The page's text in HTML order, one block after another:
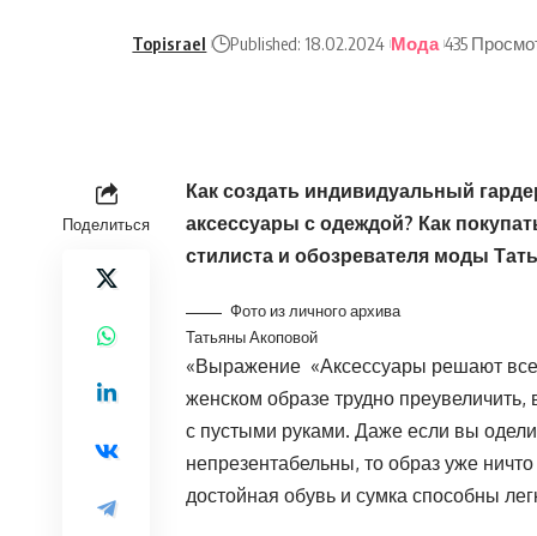
Topisrael Published: 18.02.2024 Мода 435
Поделиться
Как создать индивидуальный
аксессуары с одеждой? Как
стилиста и обозревателя моды
Фото из личного архива
Татьяны Акоповой
«Выражение «Аксессуары решают
женском образе трудно преувеличить,
с пустыми руками. Даже если вы
непрезентабельны, то образ уже
достойная обувь и сумка способны